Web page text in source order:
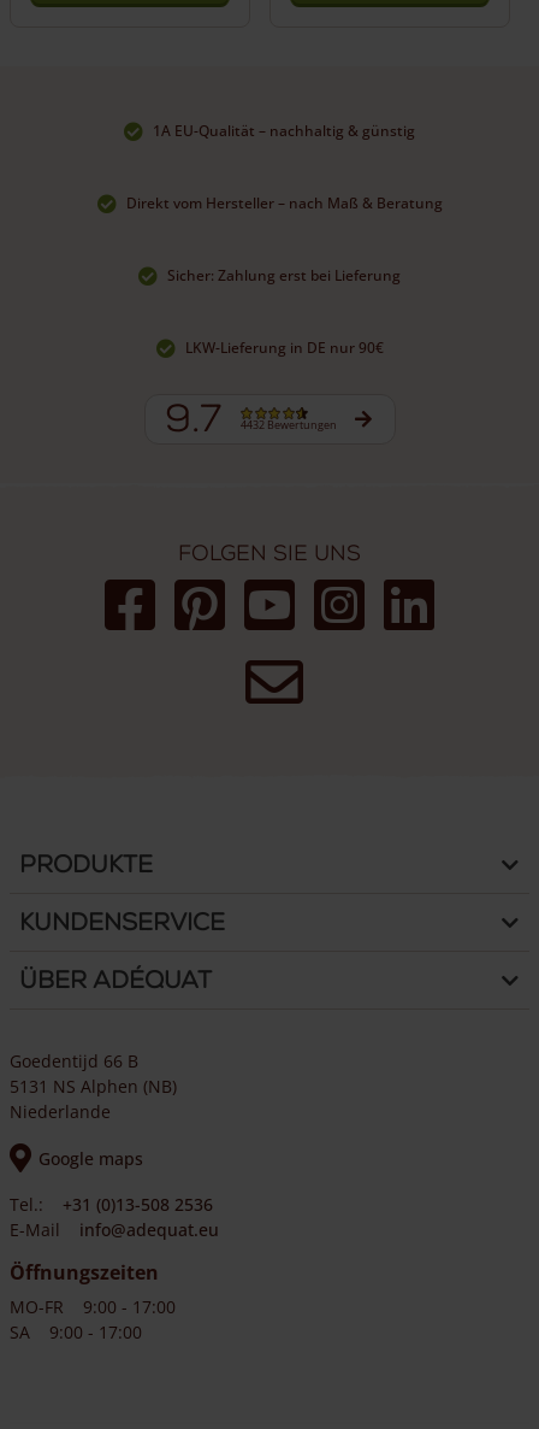
1A EU-Qualität – nachhaltig & günstig
Direkt vom Hersteller – nach Maß & Beratung
Sicher: Zahlung erst bei Lieferung
LKW-Lieferung in DE nur 90€
9.7 4432 Bewertungen
Folgen Sie uns
Produkte
Kundenservice
Über Adéquat
Goedentijd 66 B
5131 NS Alphen (NB)
Niederlande
Google maps
Tel.:
+31 (0)13-508 2536
E-Mail
info@adequat.eu
Öffnungszeiten
MO-FR
9:00 - 17:00
SA
9:00 - 17:00